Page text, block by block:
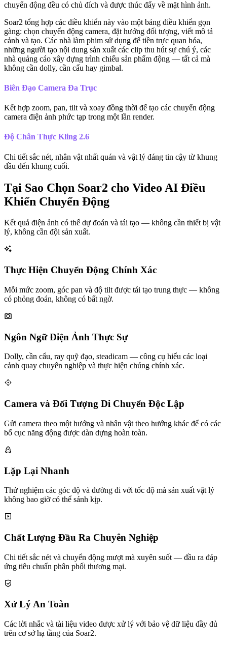
chuyển động đều có chủ đích và được thúc đẩy về mặt hình ảnh.
Soar2 tổng hợp các điều khiển này vào một bảng điều khiển gọn
gàng: chọn chuyển động camera, đặt hướng đối tượng, viết mô tả
cảnh và tạo. Các nhà làm phim sử dụng để tiền trực quan hóa,
những người tạo nội dung sản xuất các clip thu hút sự chú ý, các
nhà quảng cáo xây dựng trình chiếu sản phẩm động — tất cả mà
không cần dolly, cần cẩu hay gimbal.
Biên Đạo Camera Đa Trục
Kết hợp zoom, pan, tilt và xoay đồng thời để tạo các chuyển động
camera điện ảnh phức tạp trong một lần render.
Độ Chân Thực Kling 2.6
Chi tiết sắc nét, nhân vật nhất quán và vật lý đáng tin cậy từ khung
đầu đến khung cuối.
Tại Sao Chọn Soar2 cho Video AI Điều
Khiển Chuyển Động
Kết quả điện ảnh có thể dự đoán và tái tạo — không cần thiết bị vật
lý, không cần đội sản xuất.
Thực Hiện Chuyển Động Chính Xác
Mỗi mức zoom, góc pan và độ tilt được tái tạo trung thực — không
có phỏng đoán, không có bất ngờ.
Ngôn Ngữ Điện Ảnh Thực Sự
Dolly, cần cẩu, ray quỹ đạo, steadicam — công cụ hiểu các loại
cảnh quay chuyên nghiệp và thực hiện chúng chính xác.
Camera và Đối Tượng Di Chuyển Độc Lập
Gửi camera theo một hướng và nhân vật theo hướng khác để có các
bố cục năng động được dàn dựng hoàn toàn.
Lặp Lại Nhanh
Thử nghiệm các góc độ và đường đi với tốc độ mà sản xuất vật lý
không bao giờ có thể sánh kịp.
Chất Lượng Đầu Ra Chuyên Nghiệp
Chi tiết sắc nét và chuyển động mượt mà xuyên suốt — đầu ra đáp
ứng tiêu chuẩn phân phối thương mại.
Xử Lý An Toàn
Các lời nhắc và tài liệu video được xử lý với bảo vệ dữ liệu đầy đủ
trên cơ sở hạ tầng của Soar2.